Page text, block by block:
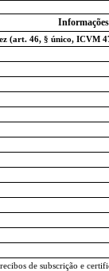
(art. 46, § único, ICVM
de subscrição e